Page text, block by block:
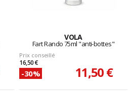
VOLA
Fart Rando 75ml "anti-bottes"
Prix conseillé
16,50 €
-30% 11,50 €